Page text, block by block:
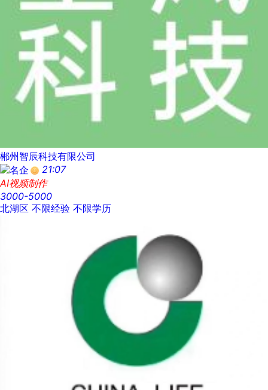
郴州智辰科技有限公司
21:07
AI视频制作
3000-5000
北湖区 不限经验 不限学历